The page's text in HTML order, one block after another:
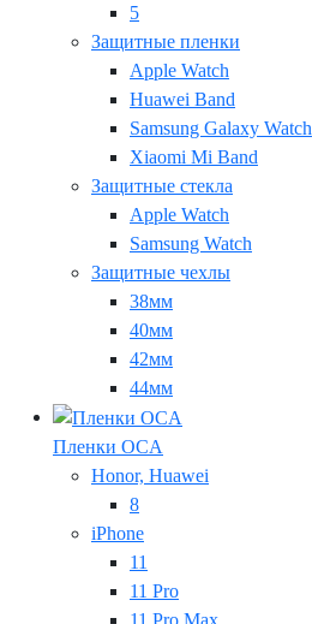
5
Защитные пленки
Apple Watch
Huawei Band
Samsung Galaxy Watch
Xiaomi Mi Band
Защитные стекла
Apple Watch
Samsung Watch
Защитные чехлы
38мм
40мм
42мм
44мм
Пленки OCA
Honor, Huawei
8
iPhone
11
11 Pro